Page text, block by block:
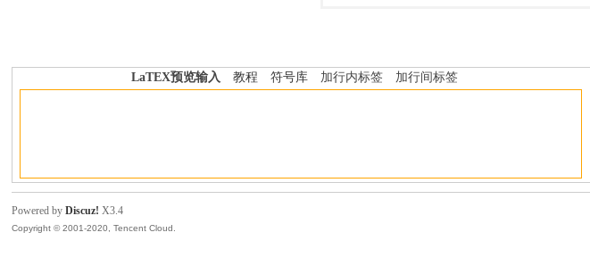
LaTEX预览输入 教程 符号库 加行内标签 加行间标签
Powered byDiscuz! X3.4
Copyright © 2001-2020, Tencent Cloud.